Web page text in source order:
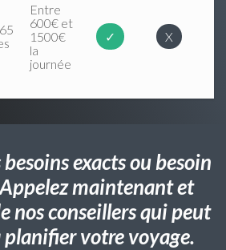
Entre
600€ et
1500€
la
journée
✓ X
besoins exacts ou besoin
maintenant et
nos conseillers qui peut
planifier votre voyage.